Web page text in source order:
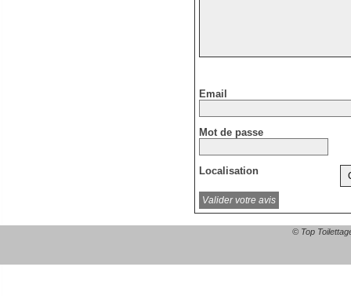
Email
Mot de passe
Localisation
© Top